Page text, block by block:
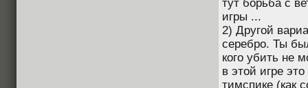
тут борьба с
игры ...
2) Другой
серебро. Ты
кого убить не
в этой игре
тимспике (как